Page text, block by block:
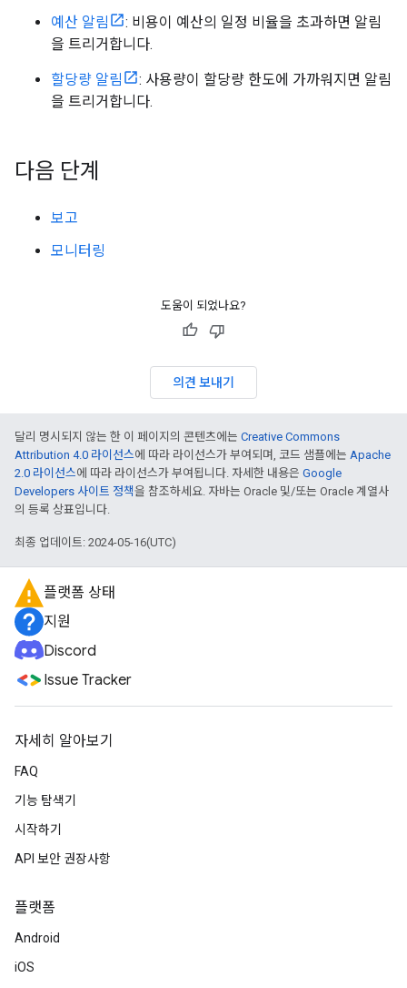
예산 알림
: 비용이 예산의 일정 비율을 초과하면 알림
을 트리거합니다.
할당량 알림
: 사용량이 할당량 한도에 가까워지면 알림
을 트리거합니다.
다음 단계
보고
모니터링
도움이 되었나요?
의견 보내기
달리 명시되지 않는 한 이 페이지의 콘텐츠에는 Creative Commons
Attribution 4.0 라이선스에 따라 라이선스가 부여되며, 코드 샘플에는 Apache
2.0 라이선스에 따라 라이선스가 부여됩니다. 자세한 내용은 Google
Developers 사이트 정책을 참조하세요. 자바는 Oracle 및/또는 Oracle 계열사
의 등록 상표입니다.
최종 업데이트: 2024-05-16(UTC)
플랫폼 상태
지원
Discord
Issue Tracker
자세히 알아보기
FAQ
기능 탐색기
시작하기
API 보안 권장사항
플랫폼
Android
iOS